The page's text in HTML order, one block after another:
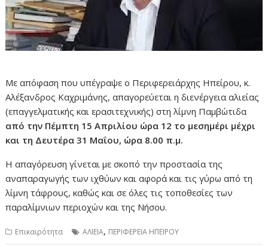
Με απόφαση που υπέγραψε ο Περιφερειάρχης Ηπείρου, κ.
Αλέξανδρος Καχριμάνης, απαγορεύεται η διενέργεια αλιείας
(επαγγελματικής και ερασιτεχνικής) στη λίμνη Παμβώτιδα
από την Πέμπτη 15 Απριλίου ώρα 12 το μεσημέρι μέχρι
και τη Δευτέρα 31 Μαΐου, ώρα 8.00 π.μ.
Η απαγόρευση γίνεται με σκοπό την προστασία της
αναπαραγωγής των ιχθύων και αφορά και τις γύρω από τη
λίμνη τάφρους, καθώς και σε όλες τις τοποθεσίες των
παραλίμνιων περιοχών και της Νήσου.
Επικαιρότητα ΑΛΙΕΙΑ, ΠΕΡΙΦΕΡΕΙΑ ΗΠΕΙΡΟΥ